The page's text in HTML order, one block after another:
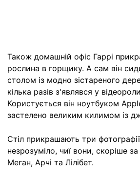
Також домашній офіс Гаррі
рослина в горщику. А сам він
столом із модно зістареного
кілька разів з'являвся у
Користується він ноутбуком
застелено великим килимом із
Стіл прикрашають три
незрозуміло, чиї вони, скоріше
Меган, Арчі та Лілібет.